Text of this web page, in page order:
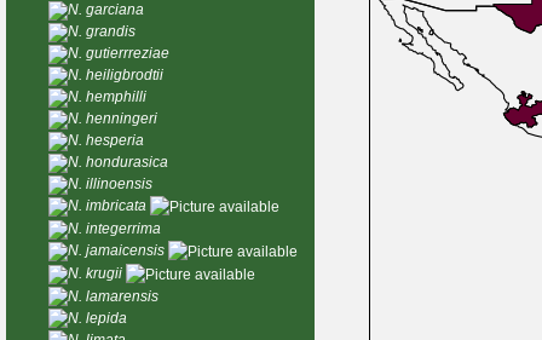
N. garciana
N. grandis
N. gutierrreziae
N. heiligbrodtii
N. hemphilli
N. henningeri
N. hesperia
N. hondurasica
N. illinoensis
N. imbricata
N. integerrima
N. jamaicensis
N. krugii
N. lamarensis
N. lepida